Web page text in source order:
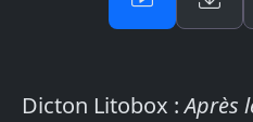
Dicton Litobox :Après